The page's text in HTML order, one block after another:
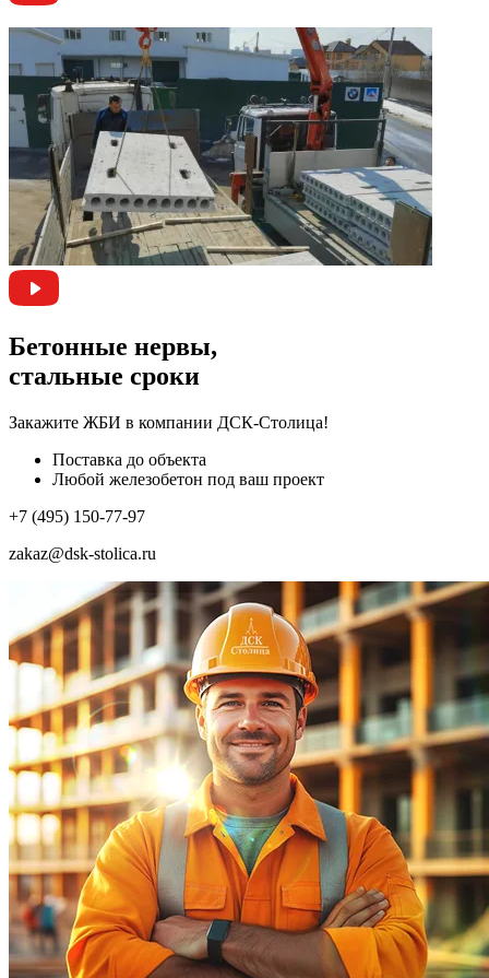
Бетонные нервы,
стальные сроки
Закажите ЖБИ в компании ДСК-Столица!
Поставка до объекта
Любой железобетон под ваш проект
+7 (495) 150-77-97
zakaz@dsk-stolica.ru